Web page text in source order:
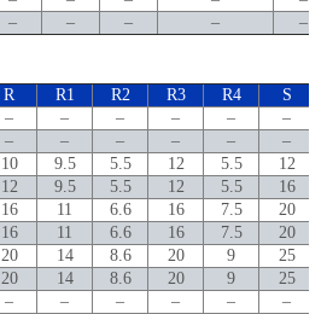
– – – – –
R R1 R2 R3 R4
S
– – – – –
–
– – – – –
–
10 9.5 5.5 12 5.5
12
12 9.5 5.5 12 5.5
16
16 11 6.6 16 7.5
20
16 11 6.6 16 7.5
20
20 14 8.6 20 9
25
20 14 8.6 20 9
25
– – – – –
–